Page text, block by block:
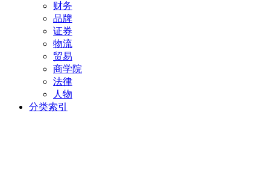
财务
品牌
证券
物流
贸易
商学院
法律
人物
分类索引